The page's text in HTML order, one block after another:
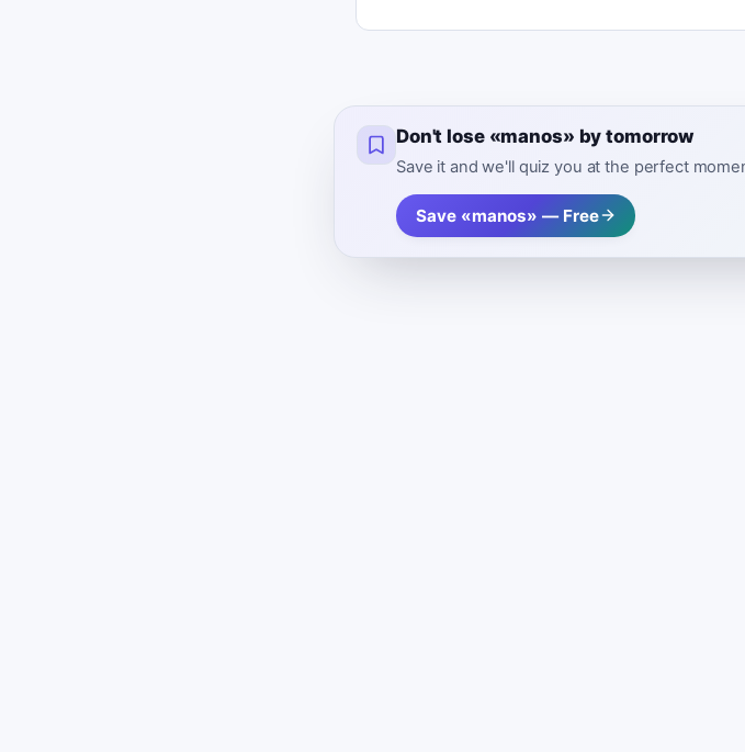
Don't lose «manos» by tomorrow
Save it and we'll quiz you at the perfect
Save «manos» — Free